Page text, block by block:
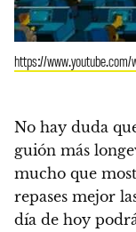
https://
No hay duda
guión más
mucho que
repases mejor
día de hoy